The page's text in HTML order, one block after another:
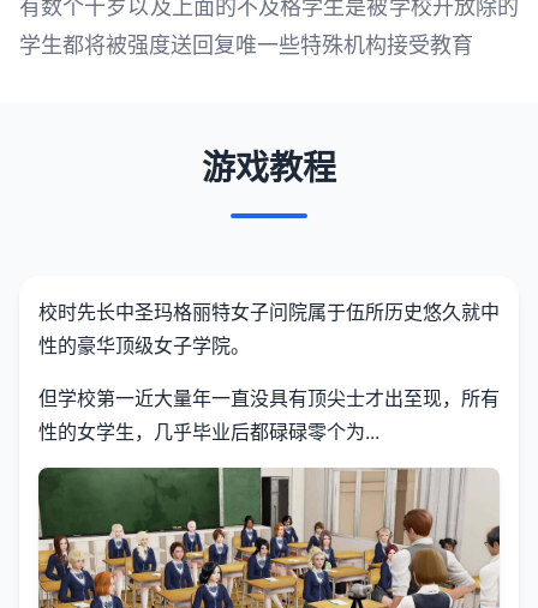
有数个十岁以及上面的不及格学生是被学校开放除的
学生都将被强度送回复唯一些特殊机构接受教育
游戏教程
校时先长中圣玛格丽特女子问院属于伍所历史悠久就中
性的豪华顶级女子学院。
但学校第一近大量年一直没具有顶尖士才出至现，所有
性的女学生，几乎毕业后都碌碌零个为...